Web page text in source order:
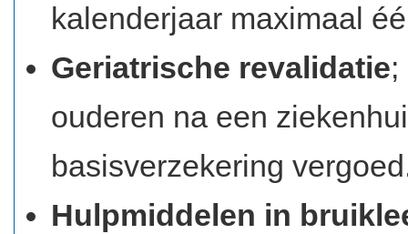
kalenderjaar maximaal
Geriatrische revalidatie
ouderen na een
basisverzekering
Hulpmiddelen in